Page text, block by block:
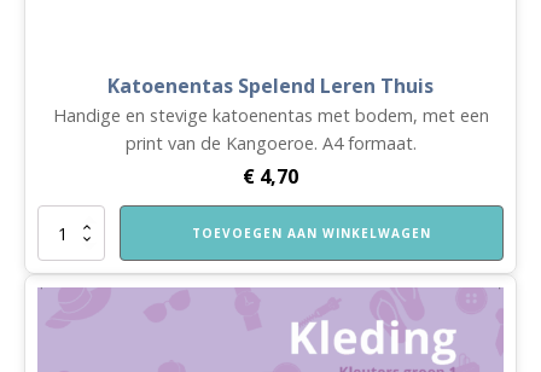
Katoenentas Spelend Leren Thuis
Handige en stevige katoenentas met bodem, met een
print van de Kangoeroe. A4 formaat.
€ 4,70
Katoenentas
Leren
Thuis
TOEVOEGEN AAN WINKELWAGEN